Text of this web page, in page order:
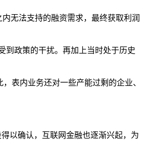
无法支持的融资需求，最终获取利润
到政策的干扰。再加上当时处于历史
表内业务还对一些产能过剩的企业、
以确认，互联网金融也逐渐兴起，为